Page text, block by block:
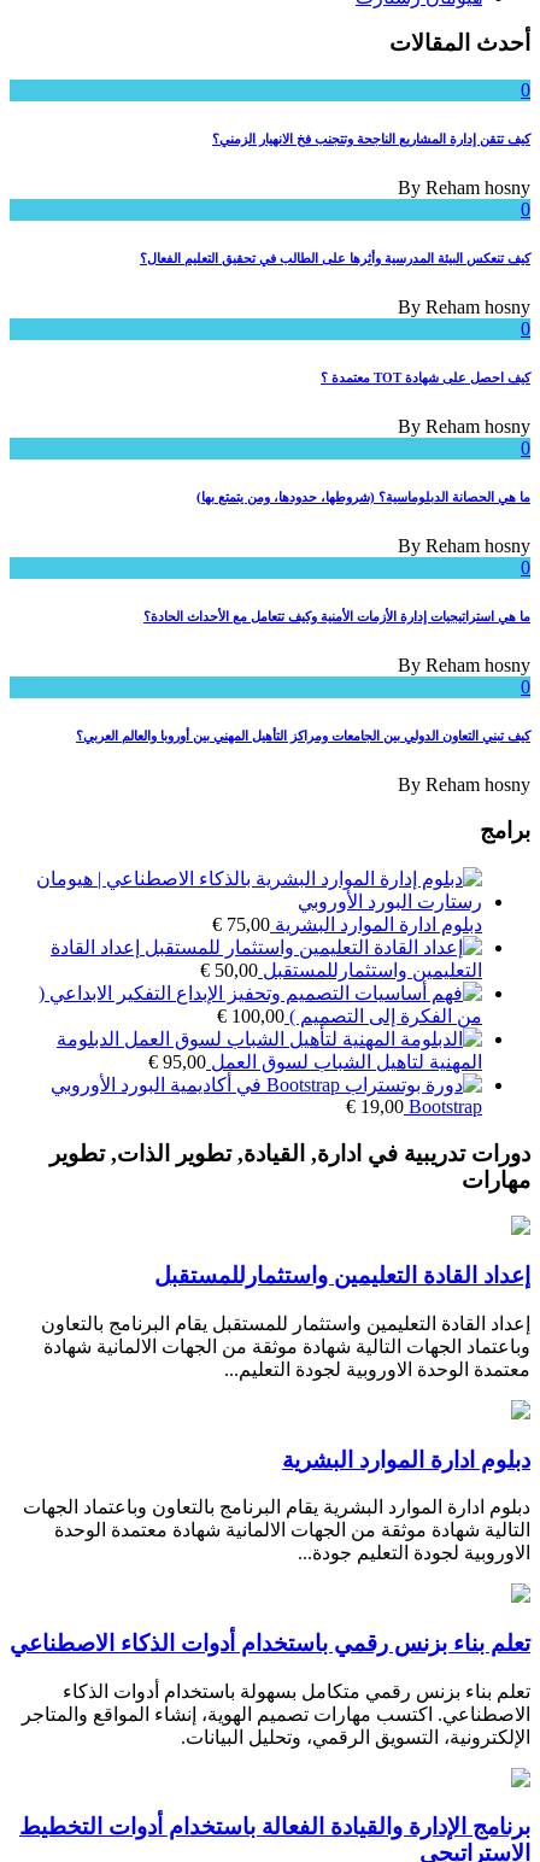
أحدث المقالات
0
كيف تتقن إدارة المشاريع الناجحة وتتجنب فخ الانهيار الزمني؟
By Reham hosny
0
كيف تنعكس البيئة المدرسية وأثرها على الطالب في تحقيق التعليم الفعال؟
By Reham hosny
0
كيف احصل على شهادة TOT معتمدة ؟
By Reham hosny
0
ما هي الحصانة الدبلوماسية؟ (شروطها، حدودها، ومن يتمتع بها)
By Reham hosny
0
ما هي استراتيجيات إدارة الأزمات الأمنية وكيف تتعامل مع الأحداث الحادة؟
By Reham hosny
0
كيف تبني التعاون الدولي بين الجامعات ومراكز التأهيل المهني بين أوروبا والعالم العربي؟
By Reham hosny
برامج
دبلوم ادارة الموارد البشرية € 75,00
إعداد القادة
التعليمين واستثمارللمستقبل
€ 50,00
التفكير الابداعي (
من الفكرة إلى التصميم )
€ 100,00
الدبلومة
المهنية لتاهيل الشباب لسوق العمل
€ 95,00
Bootstrap
€ 19,00
دورات تدريبية في ادارة, القيادة, تطوير الذات, تطوير
مهارات
إعداد القادة التعليمين واستثمارللمستقبل
إعداد القادة التعليمين واستثمار للمستقبل يقام البرنامج بالتعاون
وباعتماد الجهات التالية شهادة موثقة من الجهات الالمانية شهادة
معتمدة الوحدة الاوروبية لجودة التعليم...
دبلوم ادارة الموارد البشرية
دبلوم ادارة الموارد البشرية يقام البرنامج بالتعاون وباعتماد الجهات
التالية شهادة موثقة من الجهات الالمانية شهادة معتمدة الوحدة
الاوروبية لجودة التعليم جودة...
تعلم بناء بزنس رقمي باستخدام أدوات الذكاء الاصطناعي
تعلم بناء بزنس رقمي متكامل بسهولة باستخدام أدوات الذكاء
الاصطناعي. اكتسب مهارات تصميم الهوية، إنشاء المواقع والمتاجر
الإلكترونية، التسويق الرقمي، وتحليل البيانات.
برنامج الإدارة والقيادة الفعالة باستخدام أدوات التخطيط
الاستراتيجي